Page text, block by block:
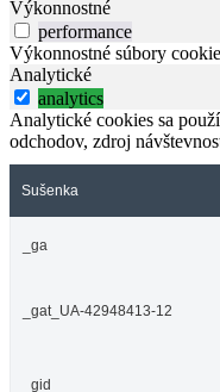
Výkonnostné
performance
Výkonnostné súbory
Analytické
analytics
Analytické cookies sa
odchodov, zdroj
Sušenka
_ga
_gat_UA-42948413-12
_gid